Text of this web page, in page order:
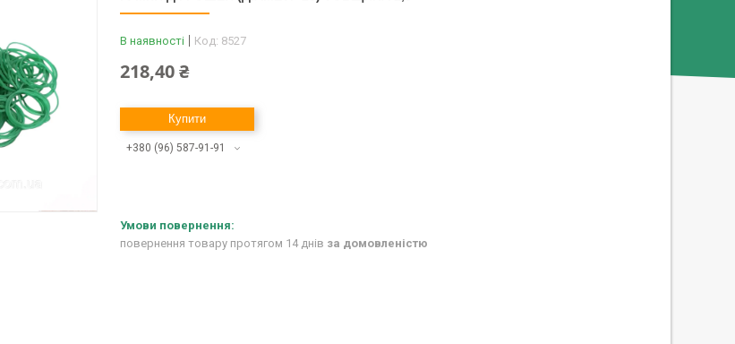
В наявності Код: 8527
218,40 ₴
Купити
+380 (96) 587-91-91
повернення товару протягом 14 днів за домовленістю